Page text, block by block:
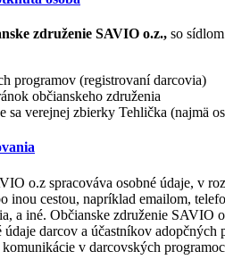
združenie SAVIO o.z., so
programov (registrovaní darcovia)
občianskeho združenia
sa verejnej zbierky Tehlička (najmä
o.z spracováva osobné údaje, v
inou cestou, napríklad emailom,
a iné. Občianske združenie
darcov a účastníkov
v darcovských